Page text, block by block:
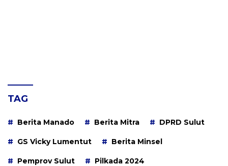
TAG
Berita Manado Berita Mitra DPRD Sulut
GS Vicky Lumentut Berita Minsel
Pemprov Sulut Pilkada 2024